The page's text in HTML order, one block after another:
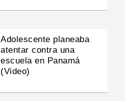
Adolescente planeaba
atentar contra una
escuela en Panamá
(Video)